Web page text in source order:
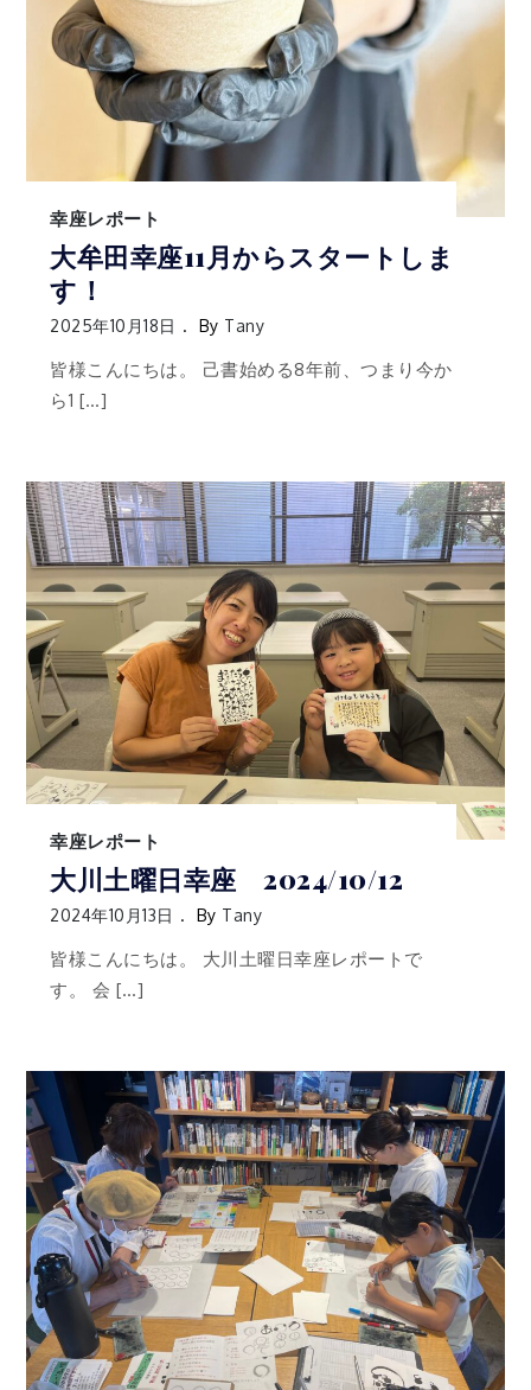
幸座レポート
大牟田幸座11月からスタートしま
す！
2025年10月18日 By Tany
皆様こんにちは。 己書始める8年前、つまり今か
ら1 […]
幸座レポート
大川土曜日幸座 2024/10/12
2024年10月13日 By Tany
皆様こんにちは。 大川土曜日幸座レポートで
す。 会 […]